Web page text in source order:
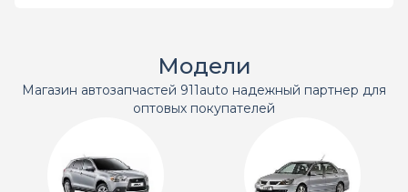
Модели
Магазин автозапчастей 911auto надежный партнер для
оптовых покупателей